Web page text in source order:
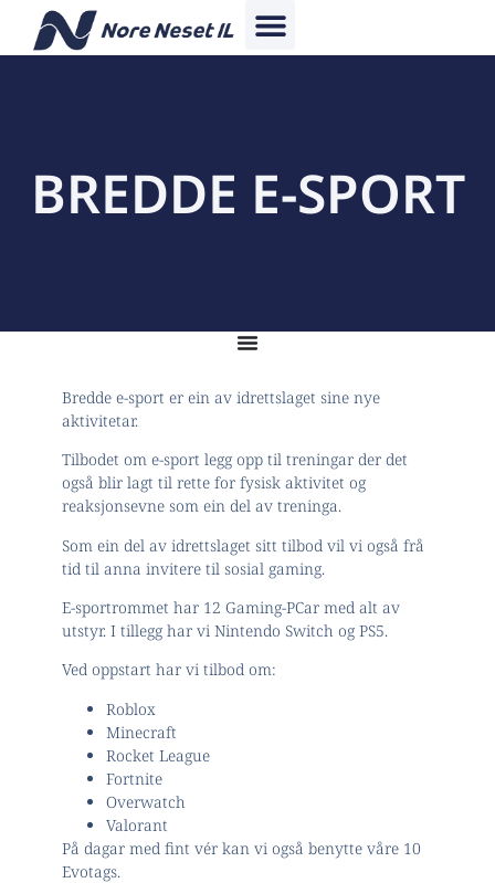
BREDDE E-SPORT
Bredde e-sport er ein av idrettslaget sine nye
aktivitetar.
Tilbodet om e-sport legg opp til treningar der det
også blir lagt til rette for fysisk aktivitet og
reaksjonsevne som ein del av treninga.
Som ein del av idrettslaget sitt tilbod vil vi også frå
tid til anna invitere til sosial gaming.
E-sportrommet har 12 Gaming-PCar med alt av
utstyr. I tillegg har vi Nintendo Switch og PS5.
Ved oppstart har vi tilbod om:
Roblox
Minecraft
Rocket League
Fortnite
Overwatch
Valorant
På dagar med fint vér kan vi også benytte våre 10
Evotags.